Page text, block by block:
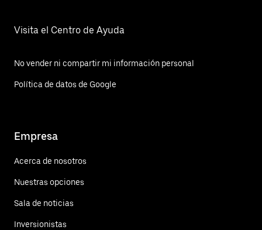
Visita el Centro de Ayuda
No vender ni compartir mi información personal
Política de datos de Google
Empresa
Acerca de nosotros
Nuestras opciones
Sala de noticias
Inversionistas